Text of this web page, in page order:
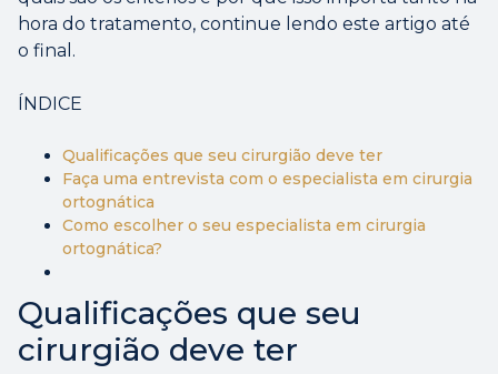
hora do tratamento, continue lendo este artigo até
o final.
ÍNDICE
Qualificações que seu cirurgião deve ter
Faça uma entrevista com o especialista em cirurgia
ortognática
Como escolher o seu especialista em cirurgia
ortognática?
Qualificações que seu
cirurgião deve ter